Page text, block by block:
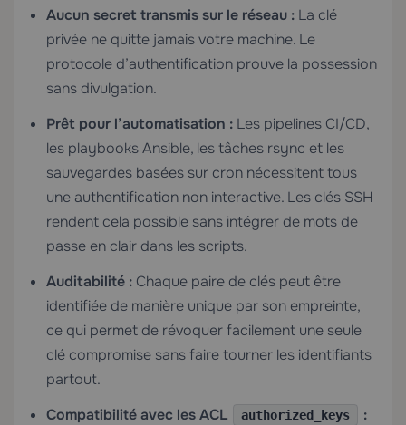
Aucun secret transmis sur le réseau : La clé
privée ne quitte jamais votre machine. Le
protocole d’authentification prouve la possession
sans divulgation.
Prêt pour l’automatisation : Les pipelines CI/CD,
les playbooks Ansible, les tâches rsync et les
sauvegardes basées sur cron nécessitent tous
une authentification non interactive. Les clés SSH
rendent cela possible sans intégrer de mots de
passe en clair dans les scripts.
Auditabilité : Chaque paire de clés peut être
identifiée de manière unique par son empreinte,
ce qui permet de révoquer facilement une seule
clé compromise sans faire tourner les identifiants
partout.
Compatibilité avec les ACL
authorized_keys
: